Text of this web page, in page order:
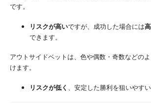
です。
リスクが高いですが、成功した場合には
できます。
アウトサイドベットは、色や偶数・奇数などの
けます。
リスクが低く 、安定した勝利を狙いやすい